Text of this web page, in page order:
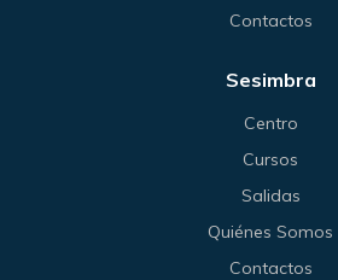
Contactos
Sesimbra
Centro
Cursos
Salidas
Quiénes Somos
Contactos